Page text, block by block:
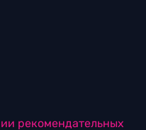
рекомендательных